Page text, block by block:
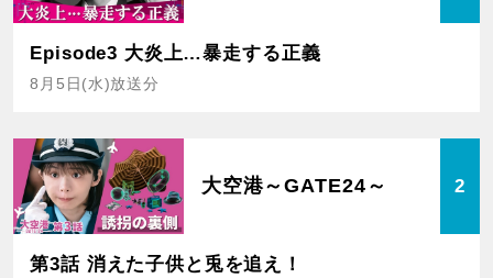
Episode3 大炎上…暴走する正義
8月5日(水)放送分
大空港～GATE24～ 2
第3話 消えた子供と兎を追え！